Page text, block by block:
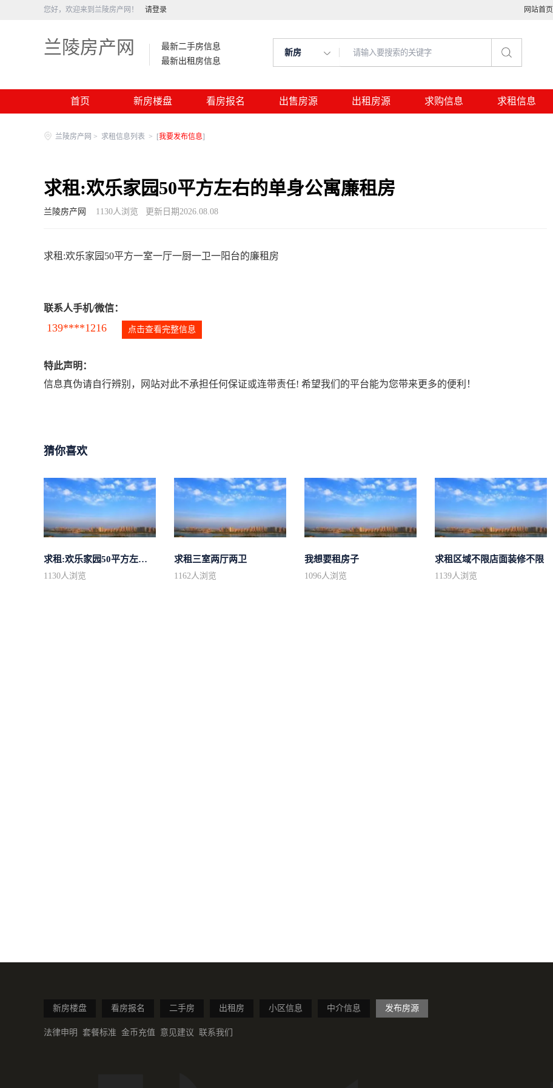
您好，欢迎来到兰陵房产网！ 请登录 网站首页
兰陵房产网
最新二手房信息
最新出租房信息
新房
首页 新房楼盘 看房报名 出售房源 出租房源 求购信息 求租信息
兰陵房产网 > 求租信息列表 > [我要发布信息]
求租:欢乐家园50平方左右的单身公寓廉租房
兰陵房产网 1130人浏览 更新日期2026.08.08
求租:欢乐家园50平方一室一厅一厨一卫一阳台的廉租房
联系人手机/微信：
139****1216 点击查看完整信息
特此声明：
信息真伪请自行辨别，网站对此不承担任何保证或连带责任! 希望我们的平台能为您带来更多的便利！
猜你喜欢
求租:欢乐家园50平方左右的单身公寓廉...
1130人浏览
求租三室两厅两卫
1162人浏览
我想要租房子
1096人浏览
求租区域不限店面装修不限
1139人浏览
新房楼盘 看房报名 二手房 出租房 小区信息 中介信息 发布房源
法律申明 套餐标准 金币充值 意见建议 联系我们